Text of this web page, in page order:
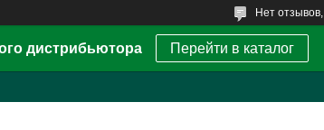
Нет отзывов,
дистрибьютора Перейти в каталог